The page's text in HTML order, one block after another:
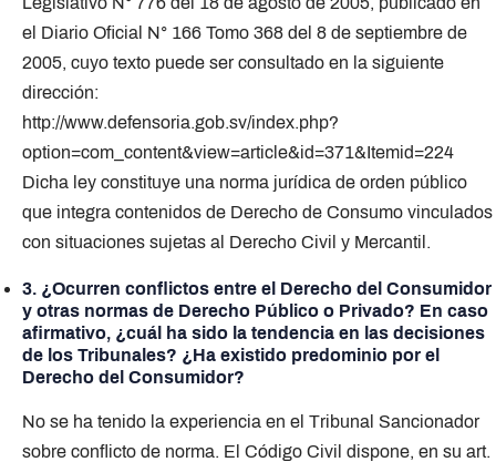
el Diario Oficial N° 166 Tomo 368 del 8 de septiembre de
2005, cuyo texto puede ser consultado en la siguiente
dirección:
http://www.defensoria.gob.sv/index.php?
option=com_content&view=article&id=371&Itemid=224
Dicha ley constituye una norma jurídica de orden público
que integra contenidos de Derecho de Consumo vinculados
con situaciones sujetas al Derecho Civil y Mercantil.
3. ¿Ocurren conflictos entre el Derecho del Consumidor
y otras normas de Derecho Público o Privado? En caso
afirmativo, ¿cuál ha sido la tendencia en las decisiones
de los Tribunales? ¿Ha existido predominio por el
Derecho del Consumidor?
No se ha tenido la experiencia en el Tribunal Sancionador
sobre conflicto de norma. El Código Civil dispone, en su art.